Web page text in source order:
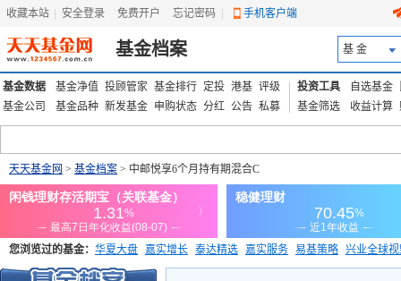
收藏本站 安全登录 免费开户 忘记密码 手机客户端
基金档案 基 金
基金数据 基金净值 投顾管家 基金排行 定投 港基 评级
基金公司
基金品种 新发基金 申购状态 分红 公告 私募
投资工具 自选基金
基金筛选
收益计算
天天基金网 > 基金档案 > 中邮悦享6个月持有期混合C
您浏览过的基金： 华夏大盘 嘉实增长 泰达精选 嘉实服务 易基策略 兴业全球
添富优势 华安宏利 上证180价值ETF